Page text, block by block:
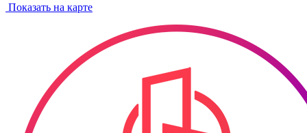
Показать на карте